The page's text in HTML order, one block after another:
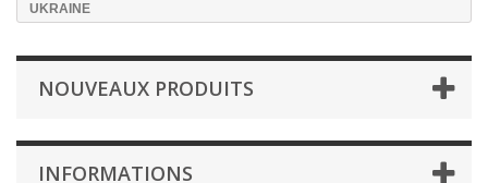
UKRAINE
NOUVEAUX PRODUITS
INFORMATIONS